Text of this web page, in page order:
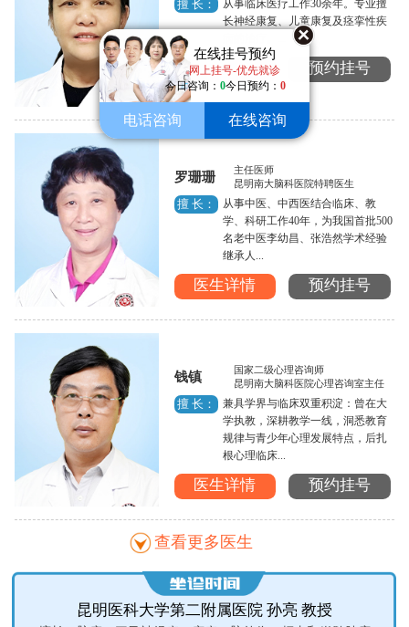
在线挂号预约
网上挂号-优先就诊
今日咨询： 0今日预约： 0
电话咨询 在线咨询
擅 长：
从事临床医疗工作30余年。专业擅
长神经康复、儿童康复及痉挛性疾
医生详情 预约挂号
罗珊珊
主任医师
昆明南大脑科医院特聘医生
擅 长：
从事中医、中西医结合临床、教
学、科研工作40年，为我国首批500
名老中医李幼昌、张浩然学术经验
继承人...
医生详情 预约挂号
钱镇
国家二级心理咨询师
昆明南大脑科医院心理咨询室主任
擅 长：
兼具学界与临床双重积淀：曾在大
学执教，深耕教学一线，洞悉教育
规律与青少年心理发展特点，后扎
根心理临床...
医生详情 预约挂号
查看更多医生
昆明医科大学第二附属医院 孙亮 教授